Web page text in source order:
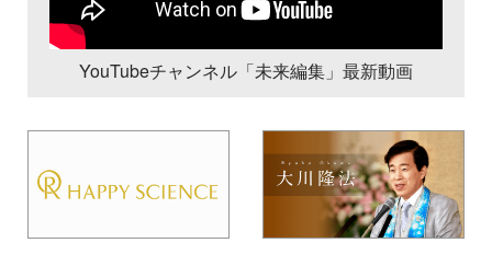
YouTubeチャンネル「未来編集」最新動画